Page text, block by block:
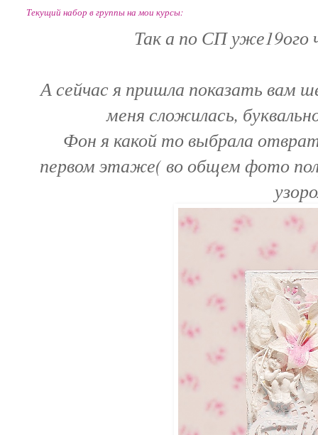
Текущий набор в группы на мои курсы:
Так а по СП уже19ого
А сейчас я пришла показать вам
меня сложилась,
Фон я какой то выбрала
первом этаже( во общем фото